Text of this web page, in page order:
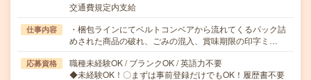
交通費規定内支給
仕事内容
・梱包ラインにてベルトコンベアから流れてくるパック詰
めされた商品の破れ、ごみの混入、賞味期限の印字ミ…
応募資格
職種未経験OK / ブランクOK / 英語力不要
◆未経験OK！〇まずは事前登録だけでもOK！履歴書不要